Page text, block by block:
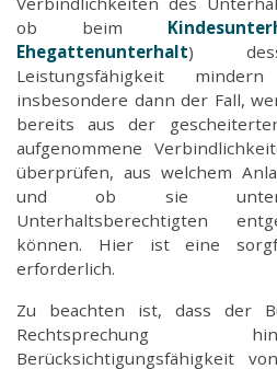
ob beim
Ehegattenunterhalt)
Leistungsfähigkeit
insbesondere dann der Fall,
bereits aus der
aufgenommene
überprüfen, aus welchem
und ob sie
Unterhaltsberechtigten
können. Hier ist eine
erforderlich.
Zu beachten ist, dass der
Rechtsprechung
Berücksichtigungsfähigkeit